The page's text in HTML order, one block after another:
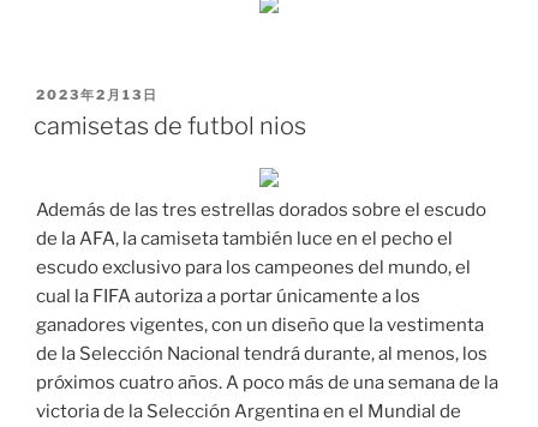
PUBLICADO
2023年2月13日
camisetas de futbol nios
Además de las tres estrellas dorados sobre el escudo
de la AFA, la camiseta también luce en el pecho el
escudo exclusivo para los campeones del mundo, el
cual la FIFA autoriza a portar únicamente a los
ganadores vigentes, con un diseño que la vestimenta
de la Selección Nacional tendrá durante, al menos, los
próximos cuatro años. A poco más de una semana de la
victoria de la Selección Argentina en el Mundial de